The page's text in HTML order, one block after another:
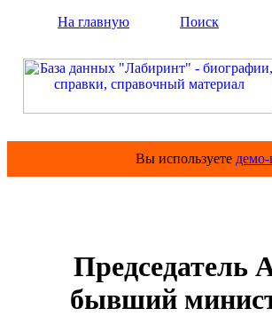
На главную
Поиск
Вы используете
Председатель
бывший